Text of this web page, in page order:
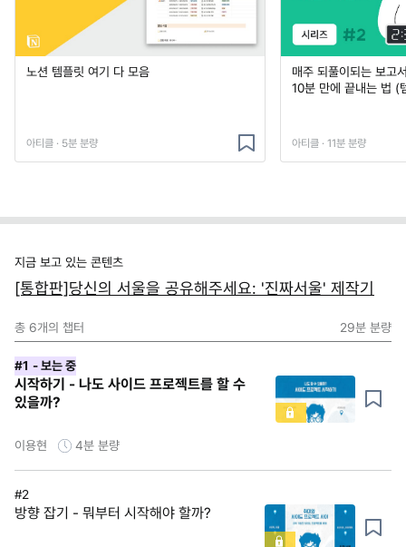
노션 템플릿 여기 다 모음
아티클 · 5분 분량
매주 되풀이되는 보고
10분 만에 끝내는 법 (
아티클 · 11분 분량
지금 보고 있는 콘텐츠
[통합판]당신의 서울을 공유해주세요: '진짜서울' 제작기
총 6개의 챕터 29분 분량
#1 - 보는 중
시작하기 - 나도 사이드 프로젝트를 할 수
있을까?
이용현 4분 분량
#2
방향 잡기 - 뭐부터 시작해야 할까?